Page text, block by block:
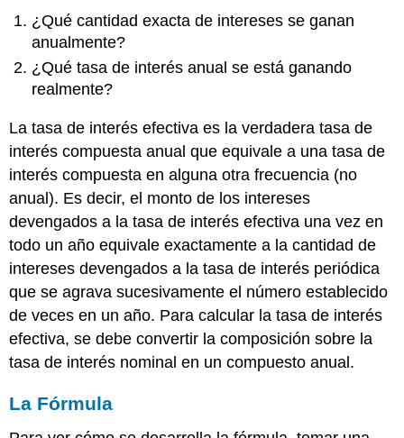
¿Qué cantidad exacta de intereses se ganan
anualmente?
¿Qué tasa de interés anual se está ganando
realmente?
La tasa de interés efectiva es la verdadera tasa de
interés compuesta anual que equivale a una tasa de
interés compuesta en alguna otra frecuencia (no
anual). Es decir, el monto de los intereses
devengados a la tasa de interés efectiva una vez en
todo un año equivale exactamente a la cantidad de
intereses devengados a la tasa de interés periódica
que se agrava sucesivamente el número establecido
de veces en un año. Para calcular la tasa de interés
efectiva, se debe convertir la composición sobre la
tasa de interés nominal en un compuesto anual.
La Fórmula